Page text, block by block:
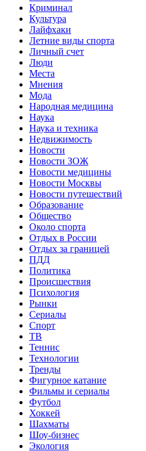
Криминал
Культура
Лайфхаки
Летние виды спорта
Личный счет
Люди
Места
Мнения
Мода
Народная медицина
Наука
Наука и техника
Недвижимость
Новости
Новости ЗОЖ
Новости медицины
Новости Москвы
Новости путешествий
Образование
Общество
Около спорта
Отдых в России
Отдых за границей
ПДД
Политика
Происшествия
Психология
Рынки
Сериалы
Спорт
ТВ
Теннис
Технологии
Тренды
Фигурное катание
Фильмы и сериалы
Футбол
Хоккей
Шахматы
Шоу-бизнес
Экология